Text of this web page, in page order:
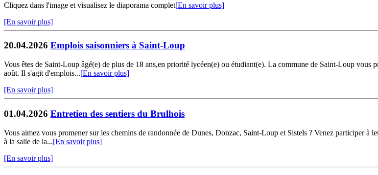
Cliquez dans l'image et visualisez le diaporama complet[En savoir plus]
[En savoir plus]
20.04.2026 Emplois saisonniers à Saint-Loup
Vous êtes de Saint-Loup âgé(e) de plus de 18 ans,en priorité lycéen(e) ou étudiant(e). La commune de Saint-Loup
août. Il s'agit d'emplois...[En savoir plus]
[En savoir plus]
01.04.2026 Entretien des sentiers du Brulhois
Vous aimez vous promener sur les chemins de randonnée de Dunes, Donzac, Saint-Loup et Sistels ? Venez participer
à la salle de la...[En savoir plus]
[En savoir plus]